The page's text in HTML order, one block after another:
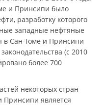
и Принсипи было
разработку которого
западные нефтяные
в Сан-Томе и Принсипи
(с 2010
более 700
некоторых стран
Принсипи является